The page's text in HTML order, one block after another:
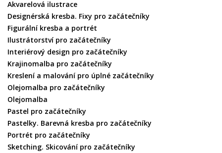
Akvarelová ilustrace
Designérská kresba. Fixy pro začátečníky
Figurální kresba a portrét
Ilustrátorství pro začátečníky
Interiérový design pro začátečníky
Krajinomalba pro začátečníky
Kreslení a malování pro úplné začátečníky
Olejomalba pro začátečníky
Olejomalba
Pastel pro začátečníky
Pastelky. Barevná kresba pro začátečníky
Portrét pro začátečníky
Sketching. Skicování pro začátečníky